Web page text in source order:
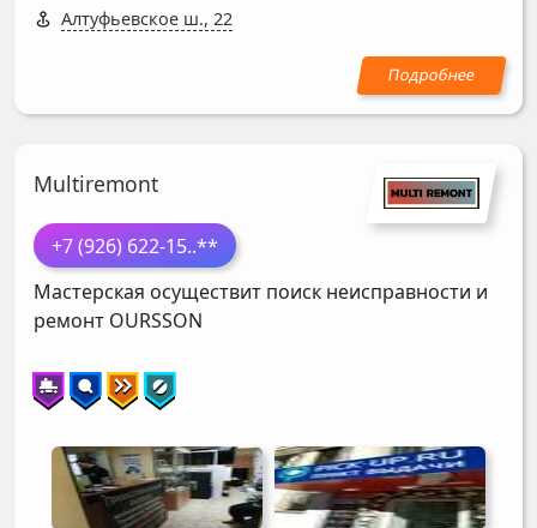
Алтуфьевское ш., 22
Multiremont
+7 (926) 622-15..**
Мастерская осуществит поиск неисправности и
ремонт OURSSON